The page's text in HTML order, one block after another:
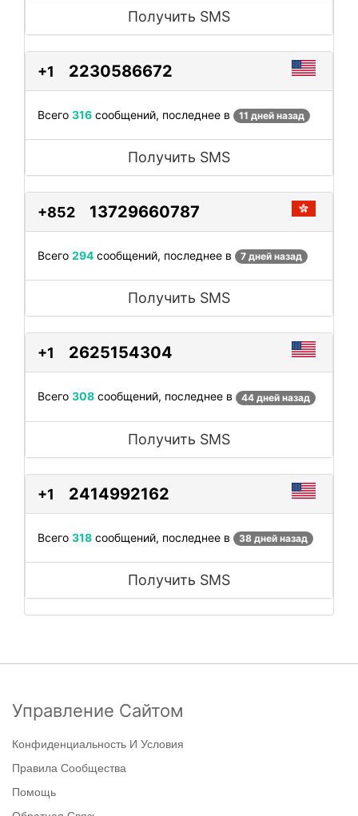
Получить SMS
+1 2230586672
Всего 316 сообщений, последнее в 11 дней назад
Получить SMS
+852 13729660787
Всего 294 сообщений, последнее в 7 дней назад
Получить SMS
+1 2625154304
Всего 308 сообщений, последнее в 44 дней назад
Получить SMS
+1 2414992162
Всего 318 сообщений, последнее в 38 дней назад
Получить SMS
Управление Сайтом
Конфиденциальность И Условия
Правила Сообщества
Помощь